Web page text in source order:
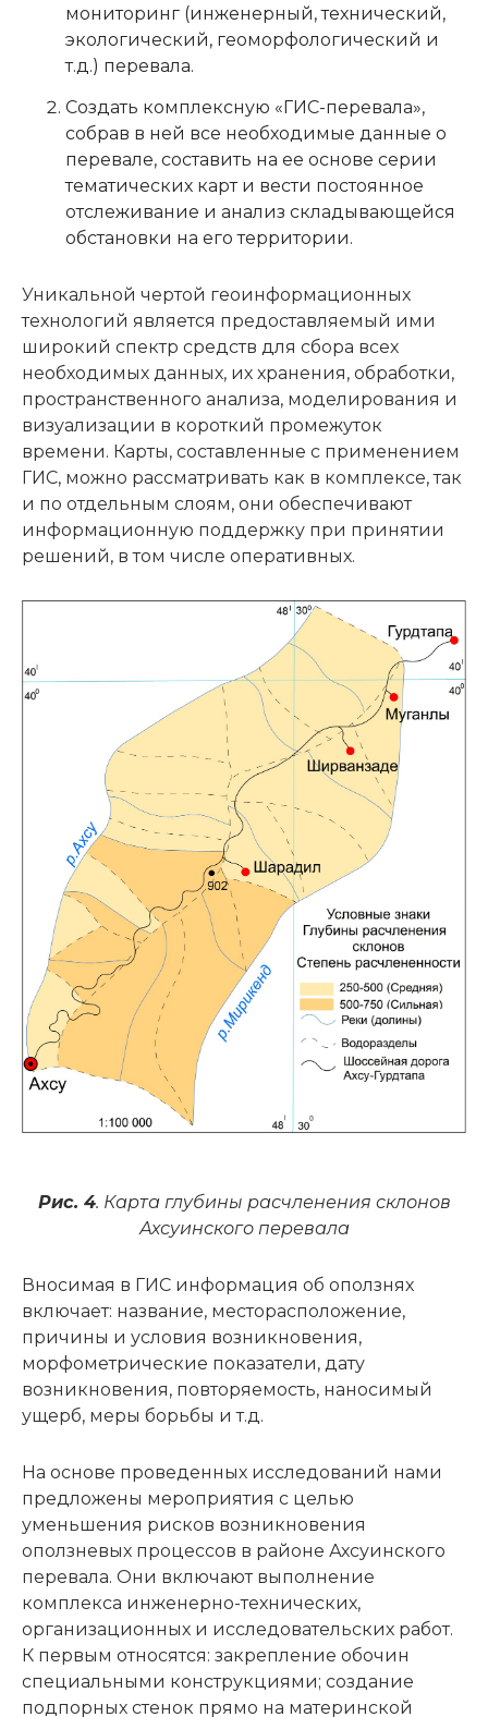
мониторинг (инженерный, технический,
экологический, геоморфологический и
т.д.) перевала.
Создать комплексную «ГИС-перевала»,
собрав в ней все необходимые данные о
перевале, составить на ее основе серии
тематических карт и вести постоянное
отслеживание и анализ складывающейся
обстановки на его территории.
Уникальной чертой геоинформационных
технологий является предоставляемый ими
широкий спектр средств для сбора всех
необходимых данных, их хранения, обработки,
пространственного анализа, моделирования и
визуализации в короткий промежуток
времени. Карты, составленные с применением
ГИС, можно рассматривать как в комплексе, так
и по отдельным слоям, они обеспечивают
информационную поддержку при принятии
решений, в том числе оперативных.
Рис. 4. Карта глубины расчленения склонов
Ахсуинского перевала
Вносимая в ГИС информация об оползнях
включает: название, месторасположение,
причины и условия возникновения,
морфометрические показатели, дату
возникновения, повторяемость, наносимый
ущерб, меры борьбы и т.д.
На основе проведенных исследований нами
предложены мероприятия с целью
уменьшения рисков возникновения
оползневых процессов в районе Ахсуинского
перевала. Они включают выполнение
комплекса инженерно-технических,
организационных и исследовательских работ.
К первым относятся: закрепление обочин
специальными конструкциями; создание
подпорных стенок прямо на материнской